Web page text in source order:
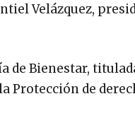
Velázquez,
de Bienestar,
de